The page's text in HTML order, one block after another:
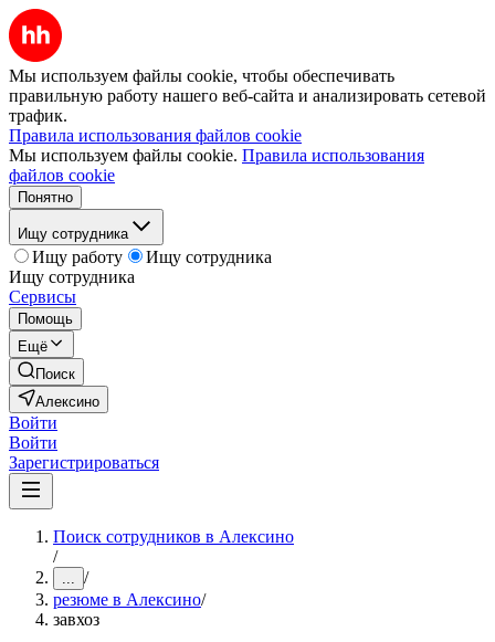
Мы используем файлы cookie, чтобы обеспечивать
правильную работу нашего веб-сайта и анализировать сетевой
трафик.
Правила использования файлов cookie
Мы используем файлы cookie. Правила использования
файлов cookie
Понятно
Ищу сотрудника
Ищу работу
Ищу сотрудника
Ищу сотрудника
Сервисы
Помощь
Ещё
Поиск
Алексино
Войти
Войти
Зарегистрироваться
Поиск сотрудников в Алексино
/
... /
резюме в Алексино/
завхоз